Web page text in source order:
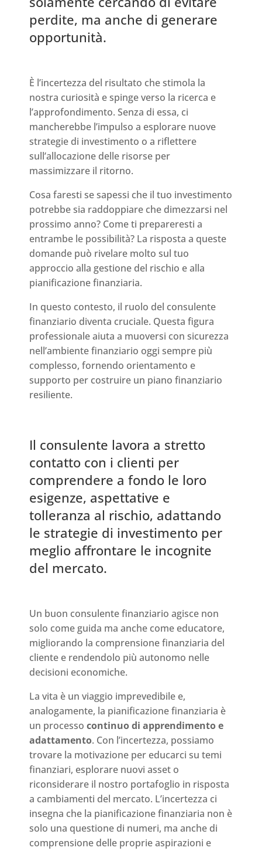
perdite, ma anche di generare
opportunità.
È l’incertezza del risultato che stimola la
nostra curiosità e spinge verso la ricerca e
l’approfondimento. Senza di essa, ci
mancherebbe l’impulso a esplorare nuove
strategie di investimento o a riflettere
sull’allocazione delle risorse per
massimizzare il ritorno.
Cosa faresti se sapessi che il tuo investimento
potrebbe sia raddoppiare che dimezzarsi nel
prossimo anno? Come ti prepareresti a
entrambe le possibilità? La risposta a queste
domande può rivelare molto sul tuo
approccio alla gestione del rischio e alla
pianificazione finanziaria.
In questo contesto, il ruolo del consulente
finanziario diventa cruciale. Questa figura
professionale aiuta a muoversi con sicurezza
nell’ambiente finanziario oggi sempre più
complesso, fornendo orientamento e
supporto per costruire un piano finanziario
resiliente.
Il consulente lavora a stretto
contatto con i clienti per
comprendere a fondo le loro
esigenze, aspettative e
tolleranza al rischio, adattando
le strategie di investimento per
meglio affrontare le incognite
del mercato.
Un buon consulente finanziario agisce non
solo come guida ma anche come educatore,
migliorando la comprensione finanziaria del
cliente e rendendolo più autonomo nelle
decisioni economiche.
La vita è un viaggio imprevedibile e,
analogamente, la pianificazione finanziaria è
un processo continuo di apprendimento e
adattamento. Con l’incertezza, possiamo
trovare la motivazione per educarci su temi
finanziari, esplorare nuovi asset o
riconsiderare il nostro portafoglio in risposta
a cambiamenti del mercato. L’incertezza ci
insegna che la pianificazione finanziaria non è
solo una questione di numeri, ma anche di
comprensione delle proprie aspirazioni e